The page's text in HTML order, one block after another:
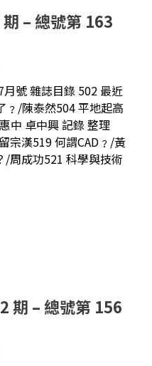
– 總號第 163
號 雜誌目錄 502 最近
﹖/陳泰然504 平地起高
中 卓中興 記錄 整理
宗漢519 何謂CAD﹖/黃
/周成功521 科學與技術
期 – 總號第 156